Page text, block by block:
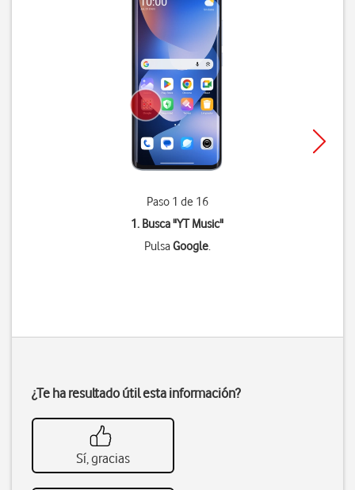
Paso 1 de 16
1. Busca "YT Music"
PulsaGoogle.
¿Te ha resultado útil esta información?
Sí, gracias